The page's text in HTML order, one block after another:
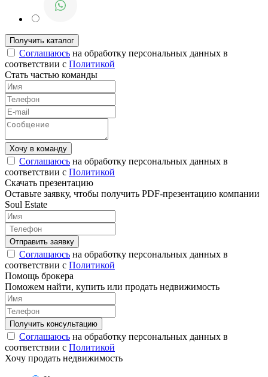
Соглашаюсь на обработку персональных данных в
соответствии с Политикой
Стать частью команды
Соглашаюсь на обработку персональных данных в
соответствии с Политикой
Скачать презентацию
Оставьте заявку, чтобы получить PDF-презентацию компании
Soul Estate
Соглашаюсь на обработку персональных данных в
соответствии с Политикой
Помощь брокера
Поможем найти, купить или продать недвижимость
Соглашаюсь на обработку персональных данных в
соответствии с Политикой
Хочу продать недвижимость